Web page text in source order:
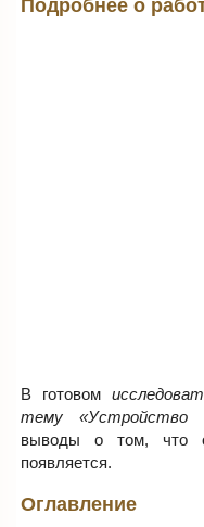
Подробнее о
В готовом
тему «Устройство
выводы о том, что
появляется.
Оглавление